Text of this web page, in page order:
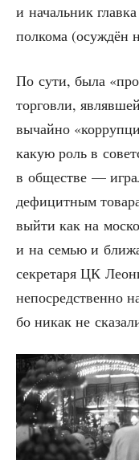
и началь­ник
пол­ко­ма (осуж­дён
По сути, была
тор­гов­ли,
вы­чай­но
какую роль в
в обще­стве —
дефи­цит­ным
вый­ти как на
и на семью и
сек­ре­та­ря ЦК
непо­сред­ствен­но
бо никак не